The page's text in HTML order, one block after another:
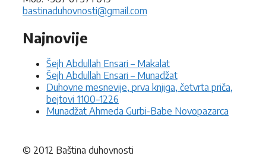
bastinaduhovnosti@gmail.com
Najnovije
Šejh Abdullah Ensari – Makalat
Šejh Abdullah Ensari – Munadžat
Duhovne mesnevije, prva knjiga, četvrta priča,
bejtovi 1100–1226
Munadžat Ahmeda Gurbi-Babe Novopazarca
© 2012 Baština duhovnosti